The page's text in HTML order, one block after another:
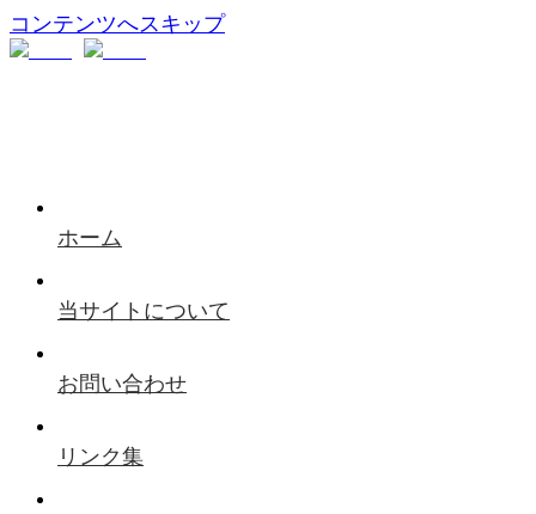
コンテンツへスキップ
ホーム
当サイトについて
お問い合わせ
リンク集